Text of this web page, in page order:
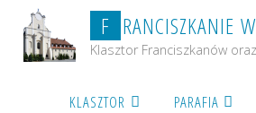
Przejdź
treści
F RANCISZKANIE W
Klasztor Franciszkanów
KLASZTOR PARAFIA